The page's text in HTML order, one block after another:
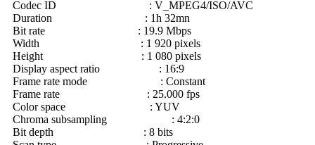
Codec ID : V_MPEG4/ISO/AVC
Duration : 1h 32mn
Bit rate : 19.9 Mbps
Width : 1 920 pixels
Height : 1 080 pixels
Display aspect ratio : 16:9
Frame rate mode : Constant
Frame rate : 25.000 fps
Color space : YUV
Chroma subsampling : 4:2:0
Bit depth : 8 bits